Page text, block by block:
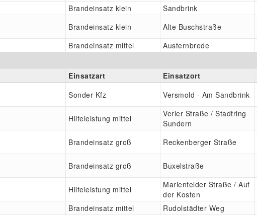
Brandeinsatz klein Sandbrink
Brandeinsatz klein Alte Buschstraße
Brandeinsatz mittel Austernbrede
Einsatzart Einsatzort
Sonder Kfz Versmold - Am Sandbrink
Hilfeleistung mittel
Verler Straße / Stadtring
Sundern
Brandeinsatz groß Reckenberger Straße
Brandeinsatz groß Buxelstraße
Hilfeleistung mittel
Marienfelder Straße / Auf
der Kosten
Brandeinsatz mittel Rudolstädter Weg